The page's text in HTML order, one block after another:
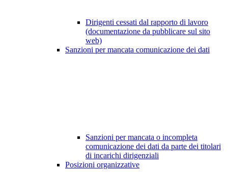
Dirigenti cessati dal rapporto di lavoro
(documentazione da pubblicare sul sito
web)
Sanzioni per mancata comunicazione dei dati
Sanzioni per mancata o incompleta
comunicazione dei dati da parte dei titolari
di incarichi dirigenziali
Posizioni organizzative